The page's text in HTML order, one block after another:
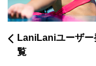
LaniLaniユーザ
覧